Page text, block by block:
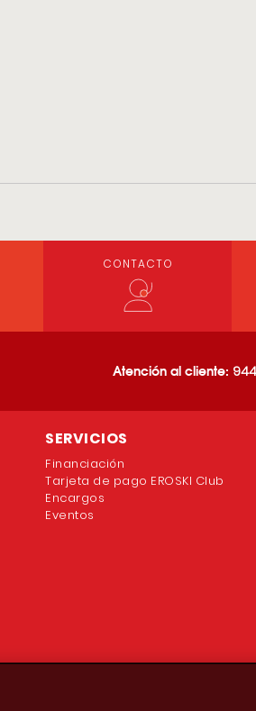
CONTACTO
Atención al cliente:
SERVICIOS
Financiación
Tarjeta de pago EROSKI Club
Encargos
Eventos